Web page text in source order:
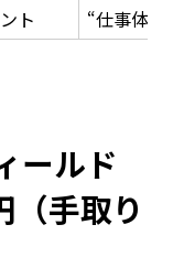
ト “仕事体
ールド
（手取り